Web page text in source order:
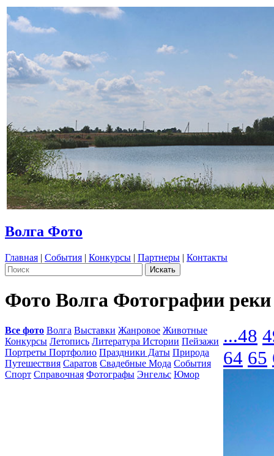
Волга Фото
Главная | События | Конкурсы | Партнеры | Контакты
Фото Волга Фотографии реки
Все фото Волга Выставки Жанровое Животные
Конкурсы Летопись Литература Истории Пейзажи
Портреты Портфолио Праздники Даты Природа
Путешествия Саратов Свадебные Мода События
Спорт Справочная Фотографы Энгельс Юмор
...48
64 65